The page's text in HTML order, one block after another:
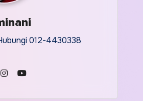
012-4430338